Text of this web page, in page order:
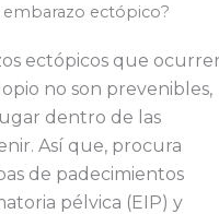
ectópico?
ectópicos que
no son prevenibles,
dentro de las
Así que, procura
de padecimientos
pélvica (EIP) y